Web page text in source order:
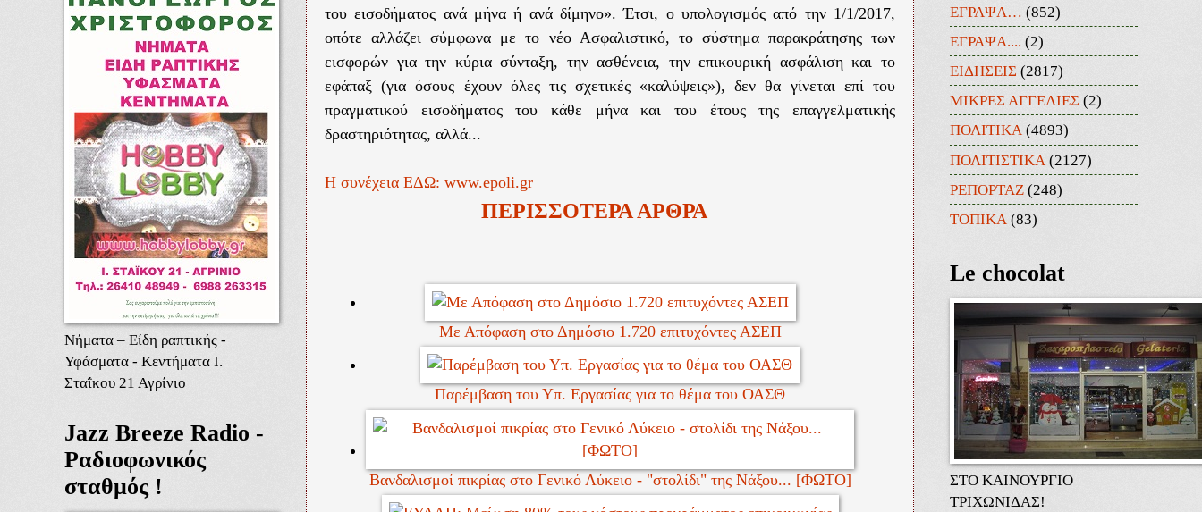
του εισοδήματος ανά μήνα ή ανά δίμηνο». Έτσι, ο υπολογισμός από την 1/1/2017,
οπότε αλλάζει σύμφωνα με το νέο Ασφαλιστικό, το σύστημα παρακράτησης των
εισφορών για την κύρια σύνταξη, την ασθένεια, την επικουρική ασφάλιση και το
εφάπαξ (για όσους έχουν όλες τις σχετικές «καλύψεις»), δεν θα γίνεται επί του
πραγματικού εισοδήματος του κάθε μήνα και του έτους της επαγγελματικής
δραστηριότητας, αλλά...
Η συνέχεια ΕΔΩ: www.epoli.gr
ΠΕΡΙΣΣΟΤΕΡΑ ΑΡΘΡΑ
Με Απόφαση στο Δημόσιο 1.720 επιτυχόντες ΑΣΕΠ
Παρέμβαση του Υπ. Εργασίας για το θέμα του ΟΑΣΘ
Βανδαλισμοί πικρίας στο Γενικό Λύκειο - "στολίδι" της Νάξου... [ΦΩΤΟ]
Νήματα – Είδη ραπτικής -
Υφάσματα - Κεντήματα Ι.
Σταΐκου 21 Αγρίνιο
Jazz Breeze Radio -
Ραδιοφωνικός
σταθμός !
ΕΓΡΑΨΑ… (852)
ΕΓΡΑΨΑ.... (2)
ΕΙΔΗΣΕΙΣ (2817)
ΜΙΚΡΕΣ ΑΓΓΕΛΙΕΣ (2)
ΠΟΛΙΤΙΚΑ (4893)
ΠΟΛΙΤΙΣΤΙΚΑ (2127)
ΡΕΠΟΡΤΑΖ (248)
ΤΟΠΙΚΑ (83)
Le chocolat
ΣΤΟ ΚΑΙΝΟΥΡΓΙΟ
ΤΡΙΧΩΝΙΔΑΣ!